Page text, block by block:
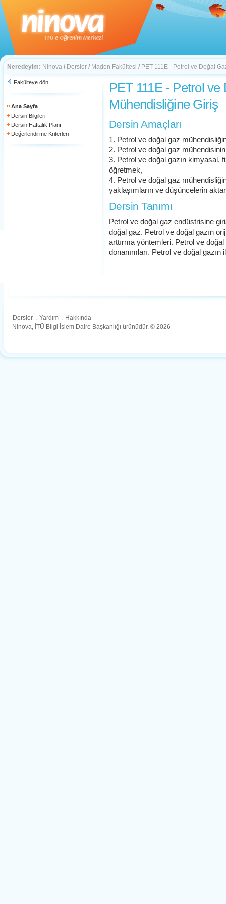
Neredeyim: Ninova / Dersler / Maden Fakültesi / PET 111E - Petrol ve Doğal
Fakülteye dön
Ana Sayfa
Dersin Bilgileri
Dersin Haftalık Planı
Değerlendirme Kriterleri
PET 111E - Petrol ve
Mühendisliğine Giriş
Dersin Amaçları
1. Petrol ve doğal gaz
2. Petrol ve doğal gaz
3. Petrol ve doğal gazın kimyasal,
öğretmek,
4. Petrol ve doğal gaz
yaklaşımların ve düşüncelerin
Dersin Tanımı
Petrol ve doğal gaz endüstrisine
doğal gaz. Petrol ve doğal gazın
arttırma yöntemleri. Petrol ve
donanımları. Petrol ve doğal gazın
Dersler . Yardım . Hakkında
Ninova, İTÜ Bilgi İşlem Daire Başkanlığı ürünüdür. © 2026